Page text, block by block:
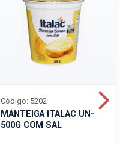
MANTEIGA ITALAC UN-
500G COM SAL
Código: 5202